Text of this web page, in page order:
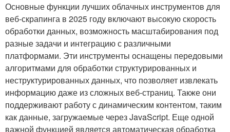
Основные функции лучших облачных инструментов для
веб-скрапинга в 2025 году включают высокую скорость
обработки данных, возможность масштабирования под
разные задачи и интеграцию с различными
платформами. Эти инструменты оснащены передовыми
алгоритмами для обработки структурированных и
неструктурированных данных, что позволяет извлекать
информацию даже из сложных веб-страниц. Также они
поддерживают работу с динамическим контентом, таким
как данные, загружаемые через JavaScript. Еще одной
важной функцией является автоматическая обработка